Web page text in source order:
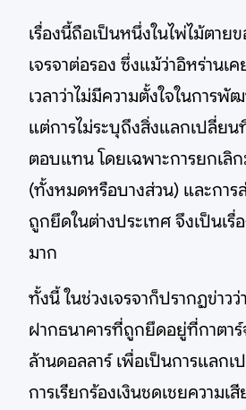
เรื่องนี้ถือเป็นหนึ่งในไพ่ไม้ตาย
เจรจาต่อรอง ซึ่งแม้ว่าอิหร่านเ
เวลาว่าไม่มีความตั้งใจในการพั
แต่การไม่ระบุถึงสิ่งแลกเปลี่ยน
ตอบแทน โดยเฉพาะการยกเลิก
(ทั้งหมดหรือบางส่วน) และกา
ถูกยึดในต่างประเทศ จึงเป็นเรื่
มาก
ทั้งนี้ ในช่วงเจรจาก็ปรากฏข่าว
ฝากธนาคารที่ถูกยึดอยู่ที่กาตา
ล้านดอลลาร์ เพื่อเป็นการแลกเ
การเรียกร้องเงินชดเชยความเ